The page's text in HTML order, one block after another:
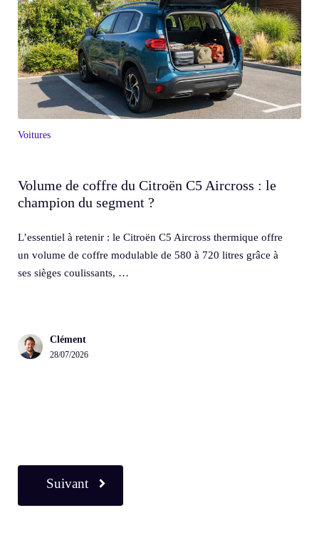
Voitures
Volume de coffre du Citroën C5 Aircross : le
champion du segment ?
L’essentiel à retenir : le Citroën C5 Aircross thermique offre
un volume de coffre modulable de 580 à 720 litres grâce à
ses sièges coulissants, …
Clément
28/07/2026
Suivant